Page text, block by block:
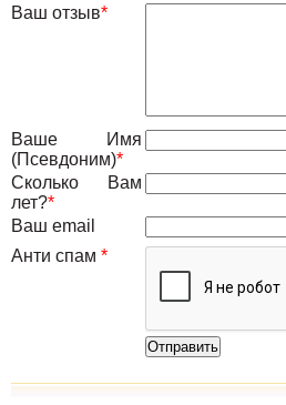
Ваш отзыв*
Ваше Имя
(Псевдоним)*
Сколько Вам
лет?*
Ваш email
Анти спам *